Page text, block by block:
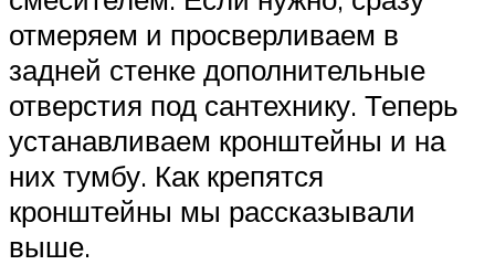
отмеряем и просверливаем в
задней стенке дополнительные
отверстия под сантехнику. Теперь
устанавливаем кронштейны и на
них тумбу. Как крепятся
кронштейны мы рассказывали
выше.